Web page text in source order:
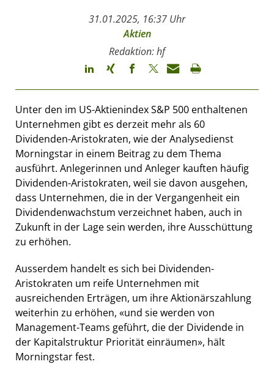
31.01.2025, 16:37 Uhr
Aktien
Redaktion: hf
Unter den im US-Aktienindex S&P 500 enthaltenen
Unternehmen gibt es derzeit mehr als 60
Dividenden-Aristokraten, wie der Analysedienst
Morningstar in einem Beitrag zu dem Thema
ausführt. Anlegerinnen und Anleger kauften häufig
Dividenden-Aristokraten, weil sie davon ausgehen,
dass Unternehmen, die in der Vergangenheit ein
Dividendenwachstum verzeichnet haben, auch in
Zukunft in der Lage sein werden, ihre Ausschüttung
zu erhöhen.
Ausserdem handelt es sich bei Dividenden-
Aristokraten um reife Unternehmen mit
ausreichenden Erträgen, um ihre Aktionärszahlung
weiterhin zu erhöhen, «und sie werden von
Management-Teams geführt, die der Dividende in
der Kapitalstruktur Priorität einräumen», hält
Morningstar fest.